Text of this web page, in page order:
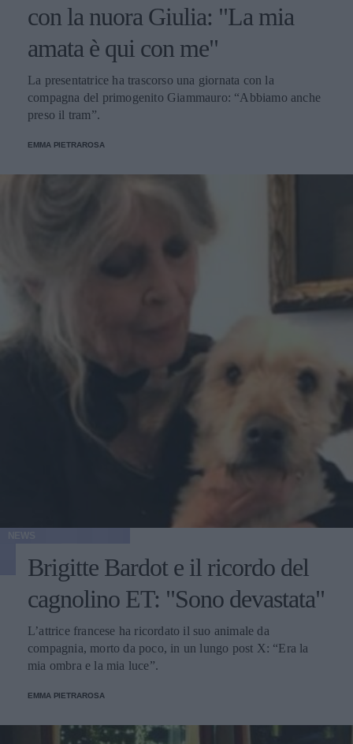
con la nuora Giulia: "La mia
amata è qui con me"
La presentatrice ha trascorso una giornata con la
compagna del primogenito Giammauro: “Abbiamo anche
preso il tram”.
EMMA PIETRAROSA
Brigitte Bardot e il ricordo del
cagnolino ET: "Sono devastata"
L’attrice francese ha ricordato il suo animale da
compagnia, morto da poco, in un lungo post X: “Era la
mia ombra e la mia luce”.
EMMA PIETRAROSA